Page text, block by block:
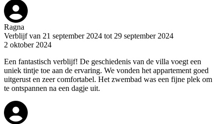
Ragna
Verblijf van 21 september 2024 tot 29 september 2024
2 oktober 2024
Een fantastisch verblijf! De geschiedenis van de villa voegt een
uniek tintje toe aan de ervaring. We vonden het appartement goed
uitgerust en zeer comfortabel. Het zwembad was een fijne plek om
te ontspannen na een dagje uit.